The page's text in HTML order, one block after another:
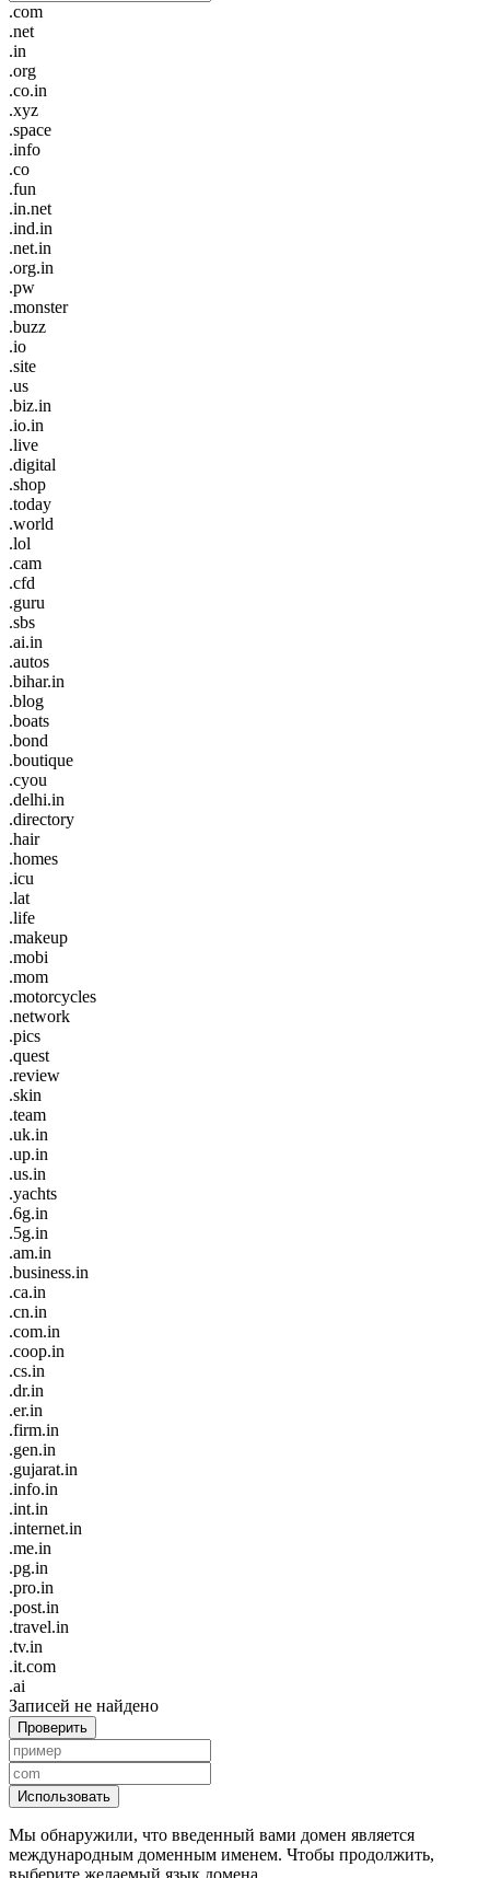
.com
.net
.in
.org
.co.in
.xyz
.space
.info
.co
.fun
.in.net
.ind.in
.net.in
.org.in
.pw
.monster
.buzz
.io
.site
.us
.biz.in
.io.in
.live
.digital
.shop
.today
.world
.lol
.cam
.cfd
.guru
.sbs
.ai.in
.autos
.bihar.in
.blog
.boats
.bond
.boutique
.cyou
.delhi.in
.directory
.hair
.homes
.icu
.lat
.life
.makeup
.mobi
.mom
.motorcycles
.network
.pics
.quest
.review
.skin
.team
.uk.in
.up.in
.us.in
.yachts
.6g.in
.5g.in
.am.in
.business.in
.ca.in
.cn.in
.com.in
.coop.in
.cs.in
.dr.in
.er.in
.firm.in
.gen.in
.gujarat.in
.info.in
.int.in
.internet.in
.me.in
.pg.in
.pro.in
.post.in
.travel.in
.tv.in
.it.com
.ai
Записей не найдено
Проверить
Использовать
Мы обнаружили, что введенный вами домен является
международным доменным именем. Чтобы продолжить,
выберите желаемый язык домена.